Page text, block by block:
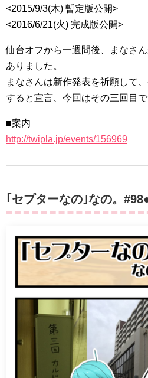
<2015/9/3(木) 暫定版公開>
<2016/6/21(火) 完成版公開>
仙台オフから一週間後、まなさ
ありました。
まなさんは新作発表を祈願して
すると宣言、今回はその三回目で
■案内
http://twipla.jp/events/156969
｢セプターなの｣なの。